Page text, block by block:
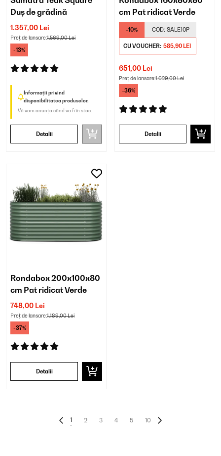
Duș de grădină
1.357,00 Lei
Preț de lansare:1.569,00 Lei
-13%
Informații privind
disponibilitatea produselor.
Vă vom anunța când va fi în stoc.
Detalii
cm Pat ridicat Verde
-10% COD: SALE10P
CU VOUCHER: 585,90 LEI
651,00 Lei
Preț de lansare:1.029,00 Lei
-36%
Detalii
Rondabox 200x100x80
cm Pat ridicat Verde
748,00 Lei
Preț de lansare:1.189,00 Lei
-37%
Detalii
1 2 3 4 5 10